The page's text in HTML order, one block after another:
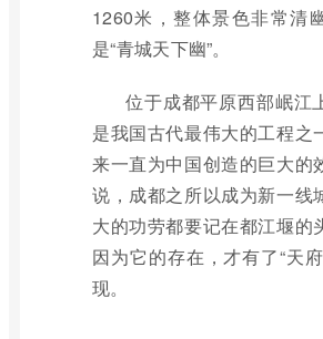
1260米，整体景色非常清
是“青城天下幽”。
位于成都平原西部岷江
是我国古代最伟大的工程之
来一直为中国创造的巨大的
说，成都之所以成为新一线
大的功劳都要记在都江堰的
因为它的存在，才有了“天
现。